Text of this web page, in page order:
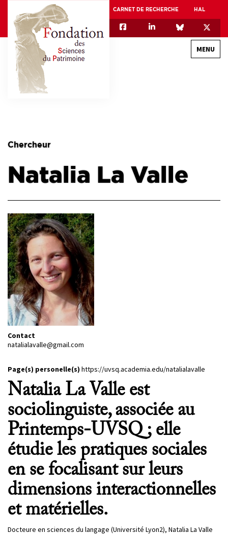
CARNET DE RECHERCHE HAL
MENU
ASSOCIATION DES JEUNES CHERCHEURS EN SCIENCES DU PATRIMOINE – AFJ2CSP
EQUIPEX PATRIMEX
EQUIPEX + ESPADON
MÉCÉNAT
Chercheur
Natalia La Valle
Contact
natalialavalle@gmail.com
Page(s) personelle(s) https://uvsq.academia.edu/natalialavalle
Natalia La Valle est
sociolinguiste, associée au
Printemps-UVSQ ; elle
étudie les pratiques sociales
en se focalisant sur leurs
dimensions interactionnelles
et matérielles.
Docteure en sciences du langage (Université Lyon2), Natalia La Valle